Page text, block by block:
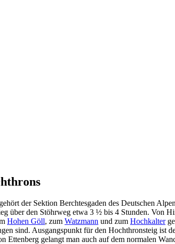
der Sektion Berchtesgaden des Deutschen
über den Stöhrweg etwa 3 ½ bis 4 Stunden. Von
Hohen Göll, zum Watzmann und zum Hochkalter
sind. Ausgangspunkt für den Hochthronsteig ist
gelangt man auch auf dem normalen